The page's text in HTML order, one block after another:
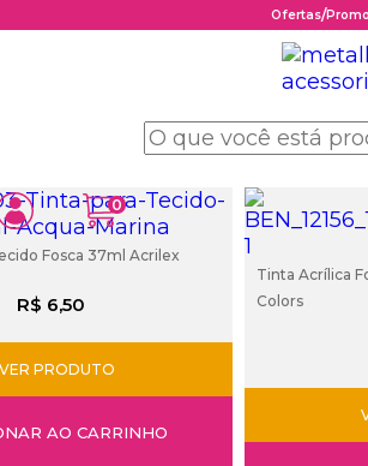
Ofertas/
0
Fosca 37ml Acrilex
R$ 6,50
VER PRODUTO
AO CARRINHO
Tinta Acrílica
Colors